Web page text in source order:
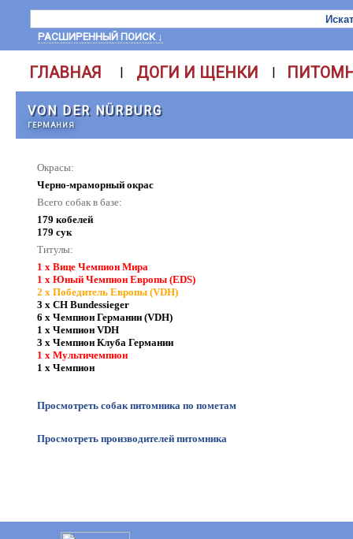
РАСШИРЕННЫЙ ПОИСК ↓
ГЛАВНАЯ | ДОГИ И ЩЕНКИ |
VON DER NÜRBURG
ГЕРМАНИЯ
Окрасы:
Черно-мраморный окрас
Всего собак в базе:
179 кобелей
179 сук
Титулы:
1 x Вице Чемпион Мира
1 x Юный Чемпион Европы (EDS)
2 x Победитель Европы (VDH)
3 x CH Bundessieger
6 x Чемпион Германии (VDH)
1 x Чемпион VDH
3 x Чемпион Клуба Германии
1 x Мультичемпион
1 x Чемпион
Просмотреть собак питомника по пометам
Просмотреть производителей питомника